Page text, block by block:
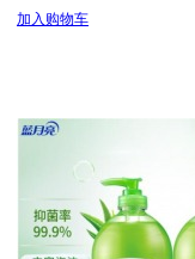
加入购物车